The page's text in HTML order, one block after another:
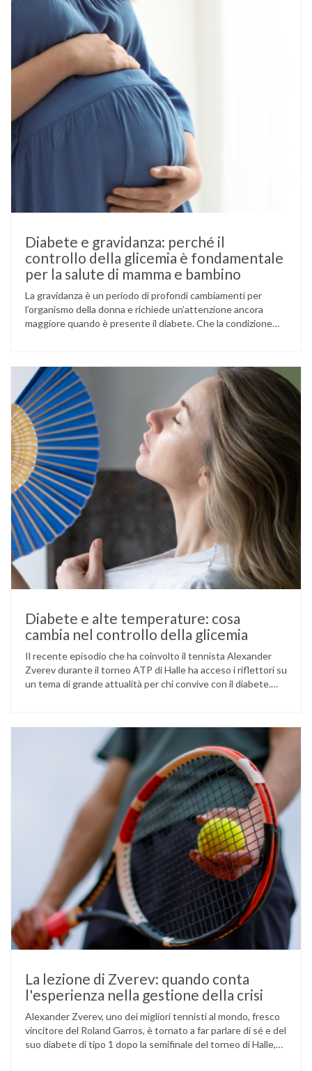
Diabete e gravidanza: perché il
controllo della glicemia è fondamentale
per la salute di mamma e bambino
La gravidanza è un periodo di profondi cambiamenti per
l’organismo della donna e richiede un’attenzione ancora
maggiore quando è presente il diabete. Che la condizione
volta durante la gestazione (diabete gestazionale),
mantenere …
Diabete e alte temperature: cosa
cambia nel controllo della glicemia
Il recente episodio che ha coinvolto il tennista Alexander
Zverev durante il torneo ATP di Halle ha acceso i riflettori su
un tema di grande attualità per chi convive con il diabete.
glucosio lo aveva portato …
La lezione di Zverev: quando conta
l'esperienza nella gestione della crisi
Alexander Zverev, uno dei migliori tennisti al mondo, fresco
vincitore del Roland Garros, è tornato a far parlare di sé e del
suo diabete di tipo 1 dopo la semifinale del torneo di Halle,